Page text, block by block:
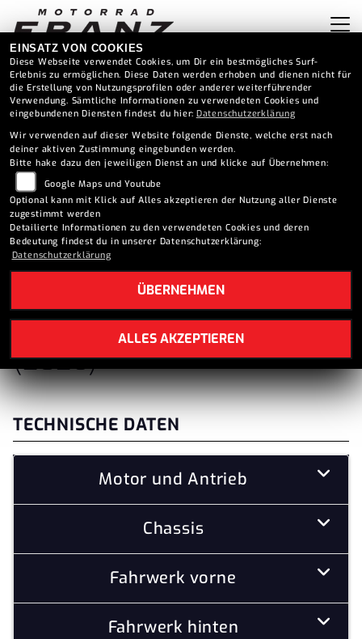
YAMAHA TRACER 7 35 KW
(2026)
TECHNISCHE DATEN
Motor und Antrieb
Chassis
Fahrwerk vorne
Fahrwerk hinten
EINSATZ VON COOKIES
Diese Webseite verwendet Cookies, um Dir ein bestmögliches Surf-
Erlebnis zu ermöglichen. Diese Daten werden erhoben und dienen nicht für
die Erstellung von Nutzungsprofilen oder anderer weiterführender
Verwendung. Sämtliche Informationen zu verwendeten Cookies und
eingebundenen Diensten findest du hier: Datenschutzerklärung
Wir verwenden auf dieser Website folgende Dienste, welche erst nach
deiner aktiven Zustimmung eingebunden werden.
Bitte hake dazu den jeweiligen Dienst an und klicke auf Übernehmen:
Google Maps und Youtube
Optional kann mit Klick auf Alles akzeptieren der Nutzung aller Dienste
zugestimmt werden
Detailierte Informationen zu den verwendeten Cookies und deren
Bedeutung findest du in unserer Datenschutzerklärung:
Datenschutzerklärung
ÜBERNEHMEN
ALLES AKZEPTIEREN